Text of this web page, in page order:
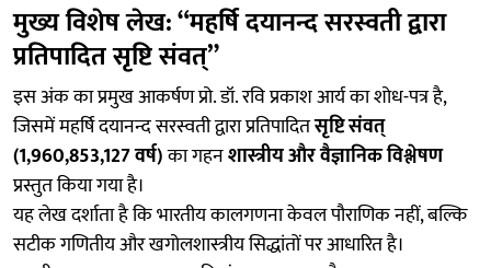
मुख्य विशेष लेख: “महर्षि दयानन्द सरस्वती द्वारा
प्रतिपादित सृष्टि संवत्”
इस अंक का प्रमुख आकर्षण प्रो. डॉ. रवि प्रकाश आर्य का शोध-पत्र है,
जिसमें महर्षि दयानन्द सरस्वती द्वारा प्रतिपादितसृष्टि संवत्
(1,960,853,127 वर्ष)का गहनशास्त्रीय और वैज्ञानिक विश्लेषण
प्रस्तुत किया गया है।
यह लेख दर्शाता है कि भारतीय कालगणना केवल पौराणिक नहीं, बल्कि
सटीक गणितीय और खगोलशास्त्रीय सिद्धांतों पर आधारित है।